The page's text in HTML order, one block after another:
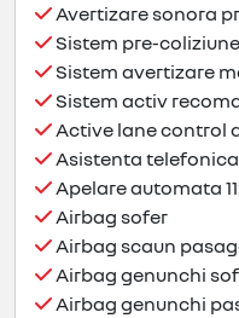
Avertizare sonora
Sistem pre-
Sistem avertizare
Sistem activ
Active lane control
Asistenta
Apelare automata
Airbag sofer
Airbag scaun
Airbag genunchi
Airbag genunchi